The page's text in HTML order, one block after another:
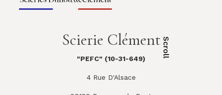
Scroll
Scierie Clément
"PEFC" (10-31-649)
4 Rue D'Alsace